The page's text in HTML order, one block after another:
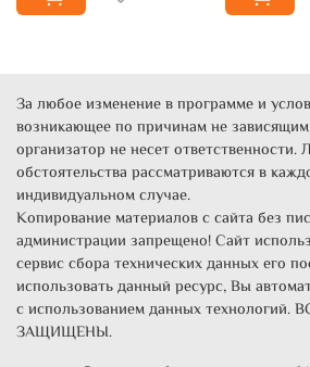
За любое изменение в программе и
возникающее по причинам не
организатор не несет
обстоятельства рассматриваются в
индивидуальном случае.
Копирование материалов с сайта без
администрации запрещено! Сайт
сервис сбора технических данных его
использовать данный ресурс, Вы
с использованием данных технологий.
ЗАЩИЩЕНЫ.